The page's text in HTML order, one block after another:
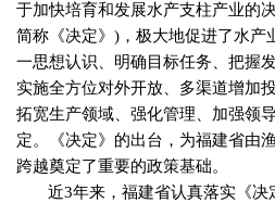
于加快培育和发展水产支柱产业的决
简称《决定》 ) ，极大地促进了水
一思想认识、明确目标任务、把握
实施全方位对外开放、多渠道增加
拓宽生产领域、强化管理、加强领
定。《决定》的出台，为福建省由
跨越奠定了重要的政策基础。
近3年来，福建省认真落实《决